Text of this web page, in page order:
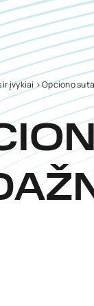
ir įvykiai >Opciono